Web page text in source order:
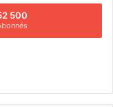
500